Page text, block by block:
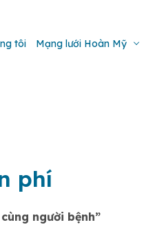
tôi Mạng lưới Hoàn Mỹ
phí
người bệnh”